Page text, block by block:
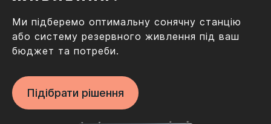
Ми підберемо оптимальну сонячну станцію
або систему резервного живлення під ваш
бюджет та потреби.
Підібрати рішення